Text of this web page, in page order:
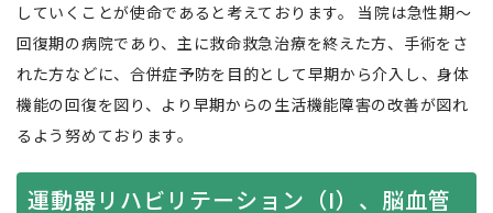
していくことが使命であると考えております。 当院は急性期～
回復期の病院であり、主に救命救急治療を終えた方、手術をさ
れた方などに、合併症予防を目的として早期から介入し、身体
機能の回復を図り、より早期からの生活機能障害の改善が図れ
るよう努めております。
運動器リハビリテーション（I）、脳血管